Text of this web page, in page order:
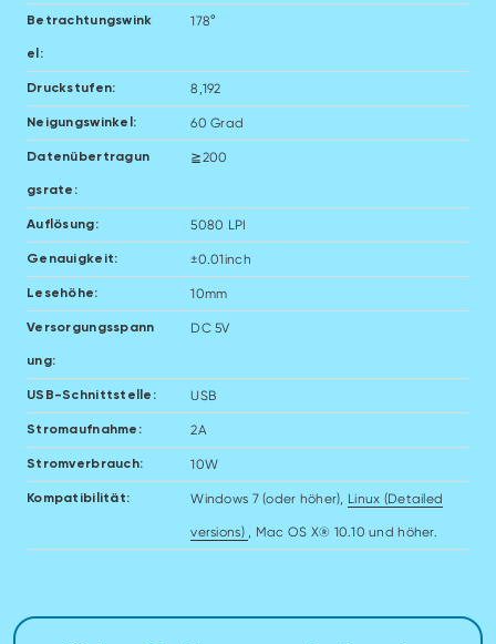
Betrachtungswink
el:
178°
Druckstufen: 8,192
Neigungswinkel: 60 Grad
Datenübertragun
gsrate:
≧200
Auflösung: 5080 LPI
Genauigkeit: ±0.01inch
Lesehöhe: 10mm
Versorgungsspann
ung:
DC 5V
USB-Schnittstelle: USB
Stromaufnahme: 2A
Stromverbrauch: 10W
Kompatibilität: Windows 7 (oder höher), Linux (Detailed
versions) , Mac OS X® 10.10 und höher.